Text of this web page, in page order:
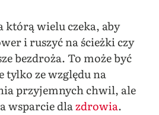
którą wielu czeka, aby
i ruszyć na ścieżki czy
bezdroża. To może być
tylko ze względu na
przyjemnych chwil, ale
wsparcie dlazdrowia.